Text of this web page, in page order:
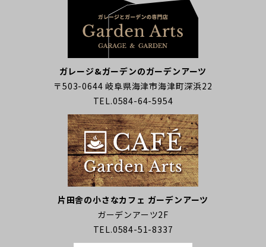
ガレージ&ガーデンのガーデンアーツ
〒503-0644 岐阜県海津市海津町深浜22
TEL.0584-64-5954
片田舎の小さなカフェ ガーデンアーツ
ガーデンアーツ2F
TEL.0584-51-8337